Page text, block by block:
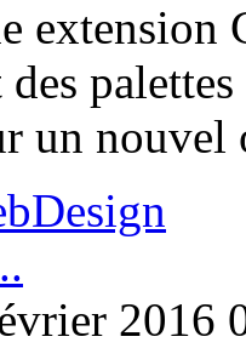
des
un nouvel
2016